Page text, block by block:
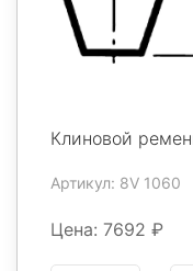
Клиновой
Артикул: 8V 1060
Цена: 7692 ₽